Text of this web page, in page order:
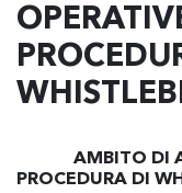
AMBITO DI
PROCEDURA DI